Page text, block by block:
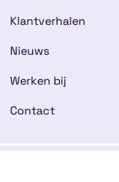
Klantverhalen
Nieuws
Werken bij
Contact